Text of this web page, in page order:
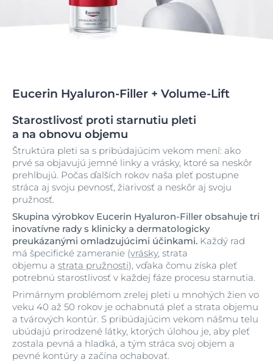
Eucerin Hyaluron-Filler + Volume-Lift
Starostlivosť proti starnutiu pleti
a na obnovu objemu
Štruktúra pleti sa s pribúdajúcim vekom mení: ako
prvé sa objavujú jemné linky a vrásky, ktoré sa neskôr
prehlbujú. Počas ďalších rokov naša pleť postupne
stráca aj svoju pevnosť, žiarivosť a neskôr aj svoju
pružnosť.
Skupina výrobkov Eucerin Hyaluron-Filler obsahuje tri
inovatívne rady s klinicky a dermatologicky
preukázanými omladzujúcimi účinkami. Každý rad
má špecifické zameranie (vrásky, strata
objemu a strata pružnosti), vďaka čomu získa pleť
potrebnú starostlivosť v každej fáze procesu starnutia.
Primárnym problémom zrelej pleti u mnohých žien vo
veku 40 až 50 rokov je ochabnutá pleť a strata objemu
a tvárových kontúr. S pribúdajúcim vekom nášmu telu
ubúdajú prirodzené látky, ktorých úlohou je, aby pleť
zostala pevná a hladká, a tým stráca svoj objem a
pevné kontúry a začína ochabovať.